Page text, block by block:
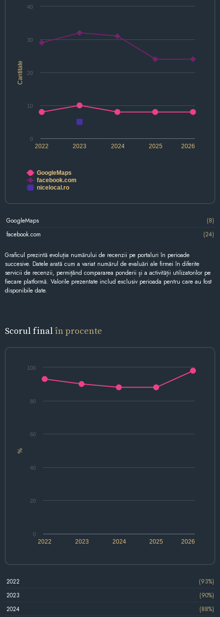
Cantitate
2022 2024 2026
2023 2025
0
10
20
30
40
GoogleMaps
facebook.com
nicelocal.ro
GoogleMaps
(8)
facebook.com
(24)
Graficul prezintă evoluția numărului de recenzii pe portaluri în perioade
succesive. Datele arată cum a variat numărul de evaluări ale firmei în diferite
servicii de recenzii, permițând compararea ponderii și a activității utilizatorilor pe
fiecare platformă. Valorile prezentate includ exclusiv perioada pentru care au fost
disponibile date.
Scorul final în procente
%
2022 2024 2026
2023 2025
0
20
40
60
80
100
2022
(93%)
2023
(90%)
2024
(88%)